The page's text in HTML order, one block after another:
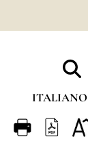
ITALIANO
FRANÇAIS